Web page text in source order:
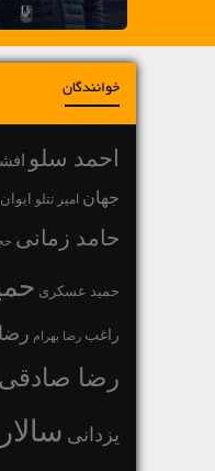
خوانندگان
احمد سلو
جهان امیر تتلو
حامد زمانی
حمید عسکری
راغب رضا بهرام
رضا صادقی
یزدانی